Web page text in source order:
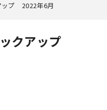
ップ 2022年6月
クアップ